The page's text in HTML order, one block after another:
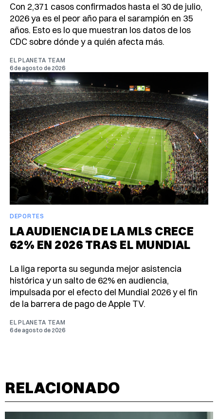
Con 2,371 casos confirmados hasta el 30 de julio,
2026 ya es el peor año para el sarampión en 35
años. Esto es lo que muestran los datos de los
CDC sobre dónde y a quién afecta más.
EL PLANETA TEAM
6 de agosto de 2026
DEPORTES
LA AUDIENCIA DE LA MLS CRECE
62% EN 2026 TRAS EL MUNDIAL
La liga reporta su segunda mejor asistencia
histórica y un salto de 62% en audiencia,
impulsada por el efecto del Mundial 2026 y el fin
de la barrera de pago de Apple TV.
EL PLANETA TEAM
6 de agosto de 2026
RELACIONADO